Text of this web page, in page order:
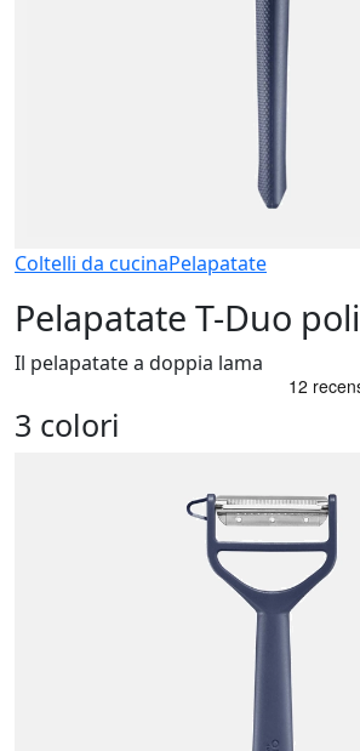
Coltelli da cucinaPelapatate
Pelapatate T-Duo
Il pelapatate a doppia lama
3 colori